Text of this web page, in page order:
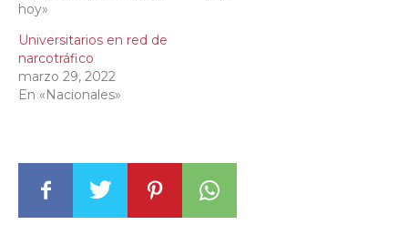
hoy»
Universitarios en red de
narcotráfico
marzo 29, 2022
En «Nacionales»